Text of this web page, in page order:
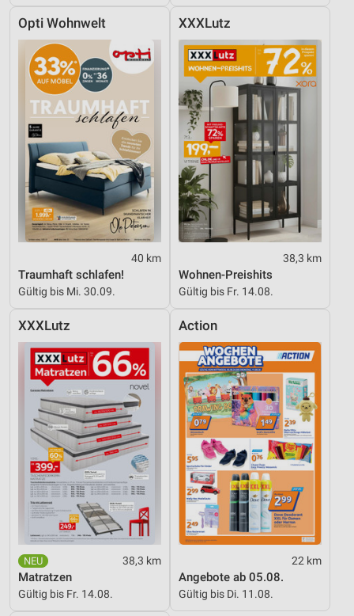
Opti Wohnwelt
40 km
Traumhaft schlafen!
Gültig bis Mi. 30.09.
XXXLutz
38,3 km
Wohnen-Preishits
Gültig bis Fr. 14.08.
XXXLutz
38,3 km
Matratzen
Gültig bis Fr. 14.08.
Action
22 km
Angebote ab 05.08.
Gültig bis Di. 11.08.